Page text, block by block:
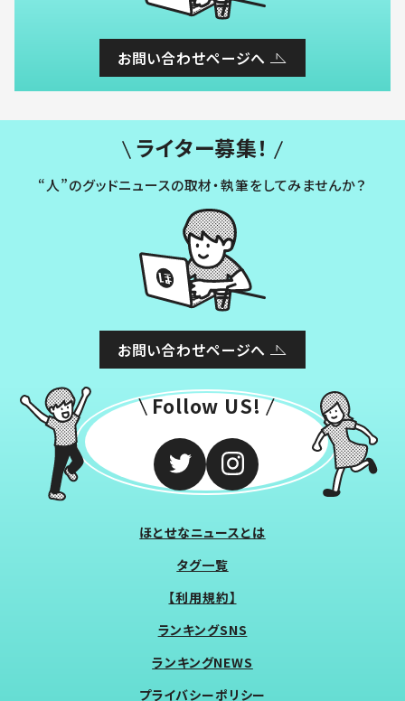
お問い合わせページへ
ライター募集！
“人”のグッドニュースの取材・執筆をしてみませんか？
お問い合わせページへ
Follow US!
ほとせなニュースとは
タグ一覧
【利用規約】
ランキングSNS
ランキングNEWS
プライバシーポリシー